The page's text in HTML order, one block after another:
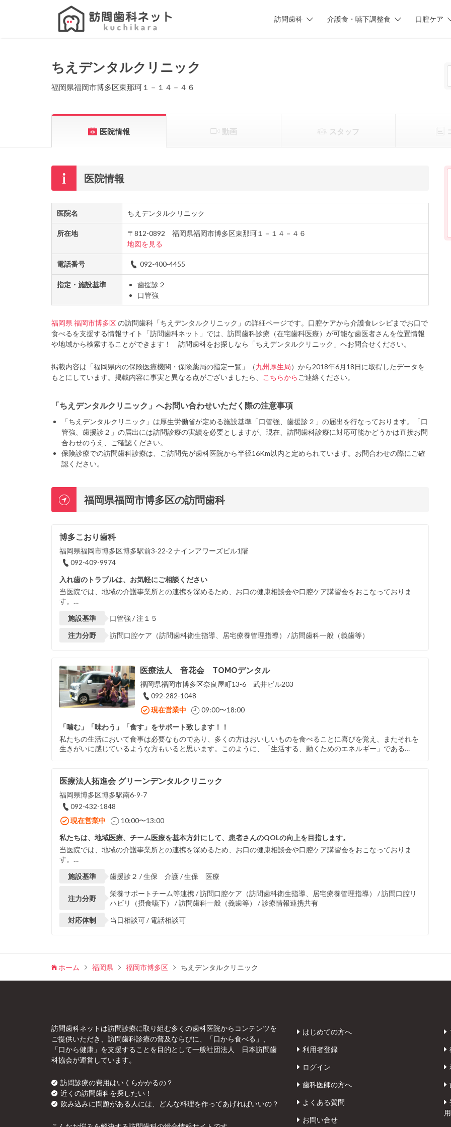
訪問歯科 介護食・嚥下調整食 口腔ケア
Search
ちえデンタルクリニック
福岡県福岡市博多区東那珂１－１４－４６
医院情報 動画 スタッフ
医院情報
医院名 ちえデンタルクリニック
所在地
〒812-0892 福岡県福岡市博多区東那珂１－１４－４６
地図を見る
電話番号 092-400-4455
指定・施設基準
歯援診２
口管強
福岡県 福岡市博多区の訪問歯科「ちえデンタルクリニック」の詳細ページです。口腔ケアから介護食レシピまでお口で
食べるを支援する情報サイト「訪問歯科ネット」では、訪問歯科診療（在宅歯科医療）が可能な歯医者さんを位置情報
や地域から検索することができます！ 訪問歯科をお探しなら「ちえデンタルクリニック」へお問合せください。
掲載内容は「福岡県内の保険医療機関・保険薬局の指定一覧」（九州厚生局）から2018年6月18日に取得したデータを
もとにしています。掲載内容に事実と異なる点がございましたら、
こちらから ご連絡ください。
「ちえデンタルクリニック」へお問い合わせいただく際の注意事項
「ちえデンタルクリニック」は厚生労働省が定める施設基準「口管強、歯援診２」の届出を行なっております。「口
管強、歯援診２」の届出には訪問診療の実績を必要としますが、現在、訪問歯科診療に対応可能かどうかは直接お問
合わせのうえ、ご確認ください。
保険診療での訪問歯科診療は、ご訪問先が歯科医院から半径16Km以内と定められています。お問合わせの際にご確
認ください。
福岡県福岡市博多区の訪問歯科
博多こおり歯科
福岡県福岡市博多区博多駅前3-22-2 ナインアワーズビル1階
092-409-9974
入れ歯のトラブルは、お気軽にご相談ください
当医院では、地域の介護事業所との連携を深めるため、お口の健康相談会や口腔ケア講習会をおこなっておりま
す。…
施設基準
口管強 / 注１５
注力分野
訪問口腔ケア（訪問歯科衛生指導、居宅療養管理指導） / 訪問歯科一般（義歯等）
医療法人 音花会 TOMOデンタル
福岡県福岡市博多区奈良屋町13-6 武井ビル203
092-282-1048
現在営業中
09:00〜18:00
「噛む」「味わう」「食す」をサポート致します！！
私たちの生活において食事は必要なものであり、多くの方はおいしいものを食べることに喜びを覚え、またそれを
生きがいに感じているような方もいると思います。このように、「生活する、動くためのエネルギー」である…
医療法人拓進会 グリーンデンタルクリニック
福岡県博多区博多駅南6-9-7
092-432-1848
現在営業中
10:00〜13:00
私たちは、地域医療、チーム医療を基本方針にして、患者さんのQOLの向上を目指します。
当医院では、地域の介護事業所との連携を深めるため、お口の健康相談会や口腔ケア講習会をおこなっておりま
す。…
施設基準
歯援診２ / 生保 介護 / 生保 医療
注力分野
栄養サポートチーム等連携 / 訪問口腔ケア（訪問歯科衛生指導、居宅療養管理指導） / 訪問口腔リ
ハビリ（摂食嚥下） / 訪問歯科一般（義歯等） / 診療情報連携共有
対応体制
当日相談可 / 電話相談可
ホーム 福岡県 福岡市博多区 ちえデンタルクリニック
訪問歯科ネットは訪問診療に取り組む多くの歯科医院からコンテンツを
ご提供いただき、訪問歯科診療の普及ならびに、「口から食べる」、
「口から健康」を支援することを目的として一般社団法人 日本訪問歯
科協会が運営しています。
訪問診療の費用はいくらかかるの？
近くの訪問歯科を探したい！
飲み込みに問題がある人には、どんな料理を作ってあげればいいの？
はじめての方へ
利用者登録
ログイン
歯科医師の方へ
よくある質問
お問い合せ